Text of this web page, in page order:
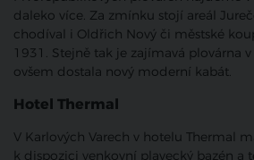
daleko více. Za zmínku stojí areál
chodíval i Oldřich Nový či městské
1931. Stejně tak je zajímavá plovárna
ovšem dostala nový moderní kabát.
Hotel Thermal
V Karlových Varech v hotelu Thermal
k dispozici venkovní plavecký bazén a